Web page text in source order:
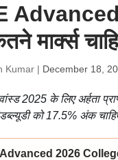
Advanced
मार्क्स
Kumar | December 18,
2025 के लिए अर्हता
को 17.5% अंक
2026